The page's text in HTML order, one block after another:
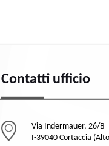
Contatti ufficio
Via Indermauer, 26/B
I-39040 Cortaccia